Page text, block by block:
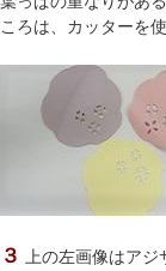
ころは、カッターを
３
上の左画像はア